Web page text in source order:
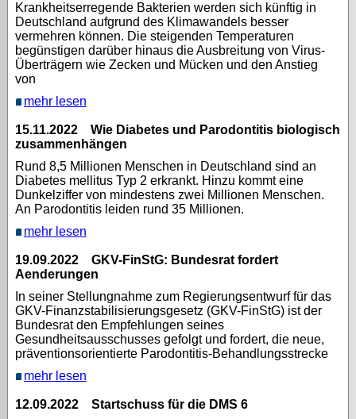
Krankheitserregende Bakterien werden sich künftig in
Deutschland aufgrund des Klimawandels besser
vermehren können. Die steigenden Temperaturen
begünstigen darüber hinaus die Ausbreitung von Virus-
Überträgern wie Zecken und Mücken und den Anstieg
von
mehr lesen
15.11.2022 Wie Diabetes und Parodontitis biologisch
zusammenhängen
Rund 8,5 Millionen Menschen in Deutschland sind an
Diabetes mellitus Typ 2 erkrankt. Hinzu kommt eine
Dunkelziffer von mindestens zwei Millionen Menschen.
An Parodontitis leiden rund 35 Millionen.
mehr lesen
19.09.2022 GKV-FinStG: Bundesrat fordert
Aenderungen
In seiner Stellungnahme zum Regierungsentwurf für das
GKV-Finanzstabilisierungsgesetz (GKV-FinStG) ist der
Bundesrat den Empfehlungen seines
Gesundheitsausschusses gefolgt und fordert, die neue,
präventionsorientierte Parodontitis-Behandlungsstrecke
mehr lesen
12.09.2022 Startschuss für die DMS 6